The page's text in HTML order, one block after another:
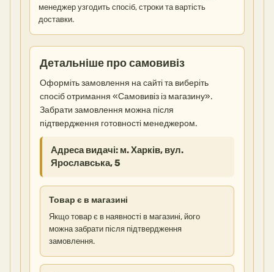
менеджер узгодить спосіб, строки та вартість
доставки.
Детальніше про самовивіз
Оформіть замовлення на сайті та виберіть
спосіб отримання «Самовивіз із магазину».
Забрати замовлення можна після
підтвердження готовності менеджером.
Адреса видачі: м. Харків, вул.
Ярославська, 5
Товар є в магазині
Якщо товар є в наявності в магазині, його
можна забрати після підтвердження
замовлення.